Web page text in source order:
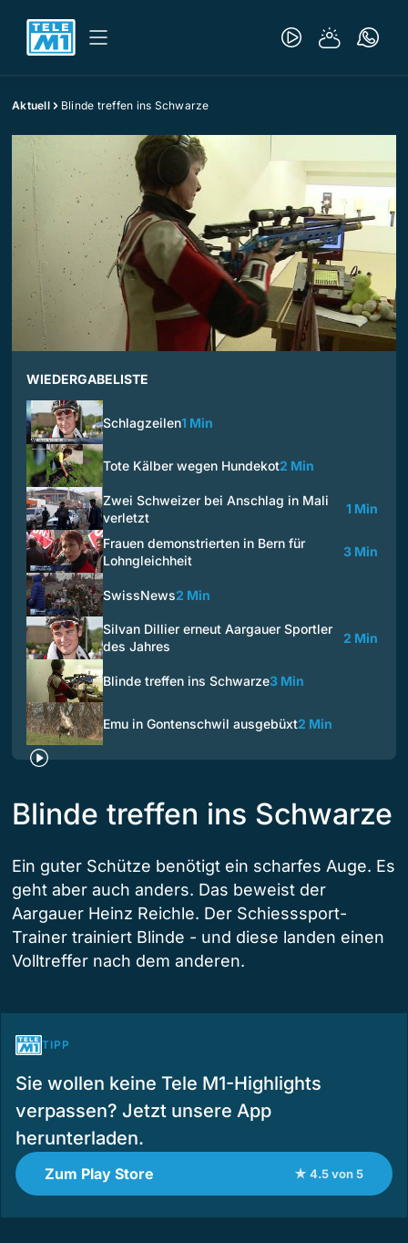
Aktuell Blinde treffen ins Schwarze
WIEDERGABELISTE
Schlagzeilen1 Min
Tote Kälber wegen Hundekot2 Min
Zwei Schweizer bei Anschlag in Mali
verletzt
1 Min
Frauen demonstrierten in Bern für
Lohngleichheit
3 Min
SwissNews2 Min
Silvan Dillier erneut Aargauer Sportler
des Jahres
2 Min
Blinde treffen ins Schwarze3 Min
Emu in Gontenschwil ausgebüxt2 Min
Blinde treffen ins Schwarze
Ein guter Schütze benötigt ein scharfes Auge. Es
geht aber auch anders. Das beweist der
Aargauer Heinz Reichle. Der Schiesssport-
Trainer trainiert Blinde - und diese landen einen
Volltreffer nach dem anderen.
TIPP
Sie wollen keine Tele M1-Highlights
verpassen? Jetzt unsere App
herunterladen.
Zum Play Store ★ 4.5 von 5